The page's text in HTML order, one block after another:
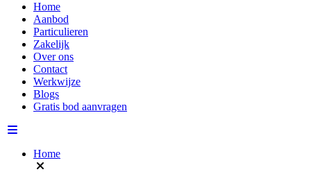
Home
Aanbod
Particulieren
Zakelijk
Over ons
Contact
Werkwijze
Blogs
Gratis bod aanvragen
Home